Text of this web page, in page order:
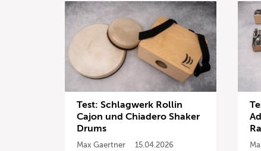
Test: Schlagwerk Rollin
Cajon und Chiadero Shaker
Drums
Max Gaertner
15.04.2026